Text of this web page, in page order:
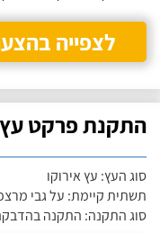
לצפייה
התקנת פרקט
סוג העץ: עץ אירוקו
תשתית קיימת: על גבי
סוג התקנה: התקנה